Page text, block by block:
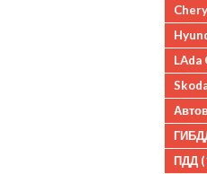
Chery
LAda
ПДД